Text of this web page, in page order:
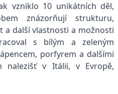
vzniklo 10 unikátních děl,
znázorňují strukturu,
další vlastnosti a možnosti
s bílým a zeleným
porfyrem a dalšími
nalezišť v Itálii, v Evropě,